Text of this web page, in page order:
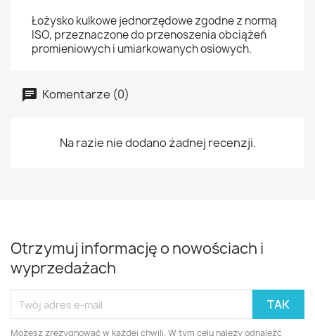
Łożysko kulkowe jednorzędowe zgodne z normą
ISO, przeznaczone do przenoszenia obciążeń
promieniowych i umiarkowanych osiowych.
Komentarze (0)
Na razie nie dodano żadnej recenzji.
Otrzymuj informację o nowościach i
wyprzedażach
Możesz zrezygnować w każdej chwili. W tym celu należy odnaleźć